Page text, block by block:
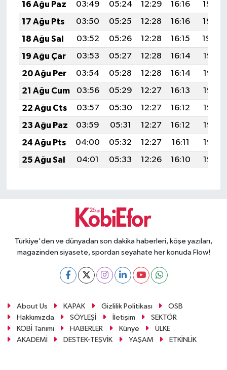
16 Ağu Paz
03:49 05:24 12:29 16:16
19:23
17 Ağu Pts
03:50 05:25 12:28 16:16
19:22
18 Ağu Sal
03:52 05:26 12:28 16:15
19:20
19 Ağu Çar
03:53 05:27 12:28 16:14
19:19
20 Ağu Per
03:54 05:28 12:28 16:14
19:18
21 Ağu Cum
03:56 05:29 12:27 16:13
19:16
22 Ağu Cts
03:57 05:30 12:27 16:12
19:15
23 Ağu Paz
03:59 05:31 12:27 16:12
19:13
24 Ağu Pts
04:00 05:32 12:27 16:11
19:12
25 Ağu Sal
04:01 05:33 12:26 16:10 19:10
Türkiye'den ve dünyadan son dakika haberleri, köşe yazıları,
magazinden siyasete, spordan seyahate her konuda Flow!
About Us KAPAK Gizlilik Politikası
OSB
Hakkımızda
SÖYLEŞİ İletişim
SEKTÖR
KOBİ Tanımı
HABERLER Künye
ÜLKE
AKADEMİ
DESTEK-TEŞVİK YAŞAM ETKİNLİK